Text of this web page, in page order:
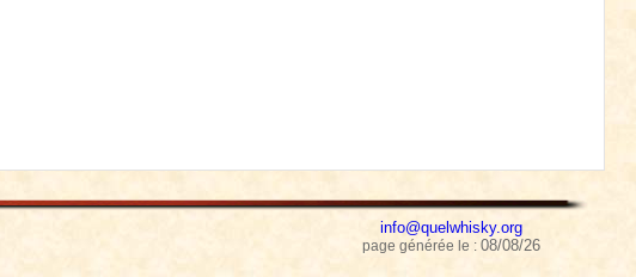
info@quelwhisky.org
page générée le : 08/08/26